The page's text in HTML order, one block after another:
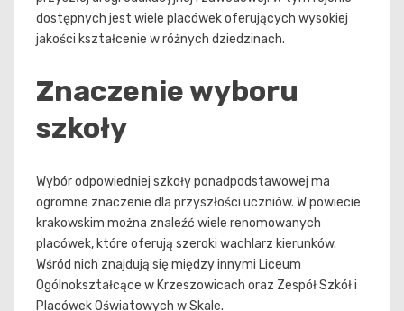
dostępnych jest wiele placówek oferujących wysokiej
jakości kształcenie w różnych dziedzinach.
Znaczenie wyboru
szkoły
Wybór odpowiedniej szkoły ponadpodstawowej ma
ogromne znaczenie dla przyszłości uczniów. W powiecie
krakowskim można znaleźć wiele renomowanych
placówek, które oferują szeroki wachlarz kierunków.
Wśród nich znajdują się między innymi Liceum
Ogólnokształcące w Krzeszowicach oraz Zespół Szkół i
Placówek Oświatowych w Skale.